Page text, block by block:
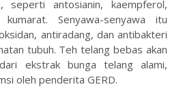
seperti antosianin, kaempferol,
Senyawa-senyawa itu
antiradang, dan antibakteri
tubuh. Teh telang bebas akan
ekstrak bunga telang alami,
oleh penderita GERD.